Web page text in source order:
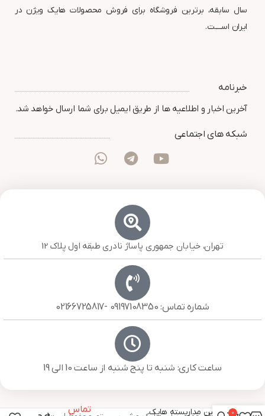
سال سابقه، برترین فروشگاه برای فروش محصولات هایک ویژن در
ایران اســــت.
خبرنامه
آخرین اخبار و اطلاعیه ها از طریق ایمیل برای شما ارسال خواهد شد.
شبکه های اجتماعی
تهران، خیابان جمهوری پاساژ نادری طبقه اول پلاک 12
شماره تماس: 09197108350 -02166725817
ساعت کاری: شنبه تا پنج شنبه از ساعت 10 الی 19
دوربین مداربسته هایک تماس 0